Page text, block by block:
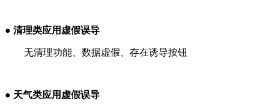
● 清理类应用虚假误导
无清理功能、数据虚假、存在诱导按钮
● 天气类应用虚假误导